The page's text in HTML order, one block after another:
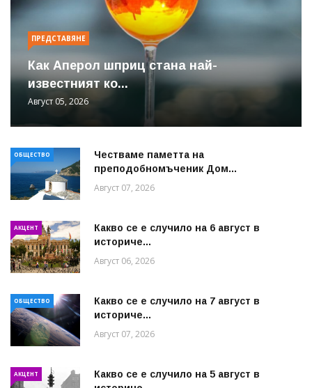
ПРЕДСТАВЯНЕ
Как Аперол шприц стана най-
известният ко...
Август 05, 2026
ОБЩЕСТВО
Честваме паметта на
преподобномъченик Дом...
Август 07, 2026
АКЦЕНТ
Какво се е случило на 6 август в
историче...
Август 06, 2026
ОБЩЕСТВО
Какво се е случило на 7 август в
историче...
Август 07, 2026
АКЦЕНТ
Какво се е случило на 5 август в